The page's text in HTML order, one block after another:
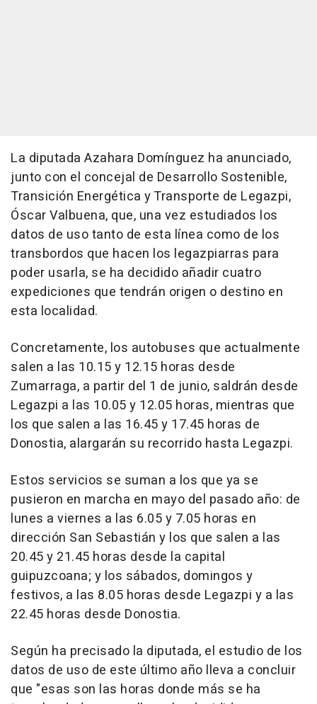
La diputada Azahara Domínguez ha anunciado,
junto con el concejal de Desarrollo Sostenible,
Transición Energética y Transporte de Legazpi,
Óscar Valbuena, que, una vez estudiados los
datos de uso tanto de esta línea como de los
transbordos que hacen los legazpiarras para
poder usarla, se ha decidido añadir cuatro
expediciones que tendrán origen o destino en
esta localidad.
Concretamente, los autobuses que actualmente
salen a las 10.15 y 12.15 horas desde
Zumarraga, a partir del 1 de junio, saldrán desde
Legazpi a las 10.05 y 12.05 horas, mientras que
los que salen a las 16.45 y 17.45 horas de
Donostia, alargarán su recorrido hasta Legazpi.
Estos servicios se suman a los que ya se
pusieron en marcha en mayo del pasado año: de
lunes a viernes a las 6.05 y 7.05 horas en
dirección San Sebastián y los que salen a las
20.45 y 21.45 horas desde la capital
guipuzcoana; y los sábados, domingos y
festivos, a las 8.05 horas desde Legazpi y a las
22.45 horas desde Donostia.
Según ha precisado la diputada, el estudio de los
datos de uso de este último año lleva a concluir
que "esas son las horas donde más se ha